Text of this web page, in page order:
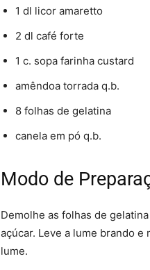
1 dl licor amaretto
2 dl café forte
1 c. sopa farinha custard
amêndoa torrada q.b.
8 folhas de gelatina
canela em pó q.b.
Modo de
Demolhe as folhas de
açúcar. Leve a lume brando e
lume.